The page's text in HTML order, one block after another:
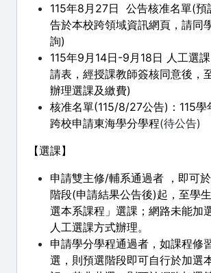
115年8月27日 公告核准名單(預
告於本校跨領域資訊網頁，請同
詢)
115年9月14日-9月18日 人工選
請表，經授課教師簽核同意後，
辦理選課及繳費)
核准名單(115/8/27公告)：115學
跨校申請東海學分學程(待公告)
【選課】
申請雙主修/輔系通過者 ，即可
階段(申請結果公告後)起，至學
選本系課程」選課；網路未能加
人工選課方式辦理。
申請學分學程通過者，如課程修
選，則預選階段即可自行於加選